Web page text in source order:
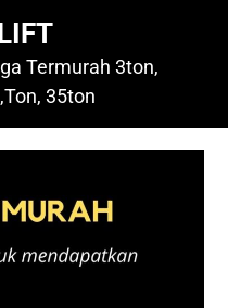
Termurah 3ton,
35ton